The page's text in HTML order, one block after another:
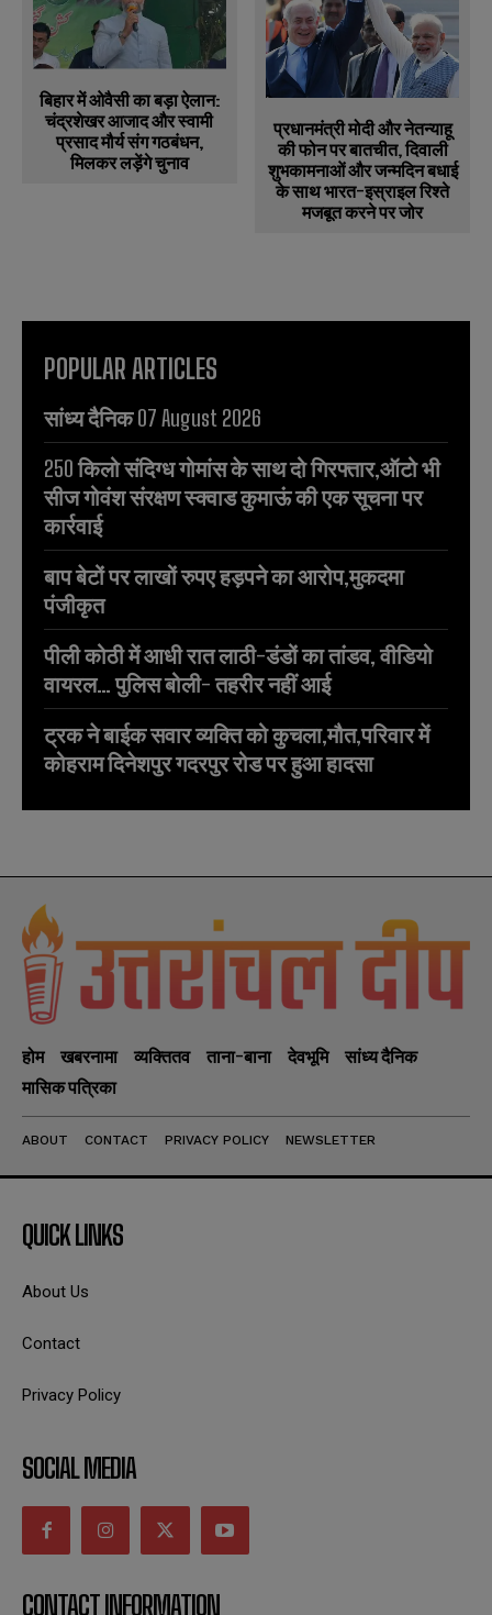
बिहार में ओवैसी का बड़ा ऐलान:
चंद्रशेखर आजाद और स्वामी
प्रसाद मौर्य संग गठबंधन,
मिलकर लड़ेंगे चुनाव
प्रधानमंत्री मोदी और नेतन्याहू
की फोन पर बातचीत, दिवाली
शुभकामनाओं और जन्मदिन बधाई
के साथ भारत-इस्राइल रिश्ते
मजबूत करने पर जोर
POPULAR ARTICLES
सांध्य दैनिक 07 August 2026
250 किलो संदिग्ध गोमांस के साथ दो गिरफ्तार,ऑटो भी
सीज गोवंश संरक्षण स्क्वाड कुमाऊं की एक सूचना पर
कार्रवाई
बाप बेटों पर लाखों रुपए हड़पने का आरोप,मुकदमा
पंजीकृत
पीली कोठी में आधी रात लाठी-डंडों का तांडव, वीडियो
वायरल… पुलिस बोली- तहरीर नहीं आई
ट्रक ने बाईक सवार व्यक्ति को कुचला,मौत,परिवार में
कोहराम दिनेशपुर गदरपुर रोड पर हुआ हादसा
होम खबरनामा व्यक्तितव ताना-बाना देवभूमि
सांध्य दैनिक
मासिक पत्रिका
ABOUT CONTACT PRIVACY POLICY NEWSLETTER
QUICK LINKS
About Us
Contact
Privacy Policy
SOCIAL MEDIA
CONTACT INFORMATION